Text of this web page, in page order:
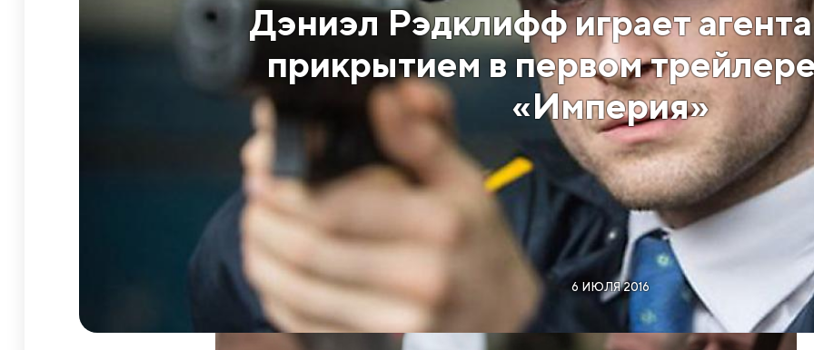
Дэниэл Рэдклифф играет
прикрытием в первом
«Империя»
6 ИЮЛЯ 2016